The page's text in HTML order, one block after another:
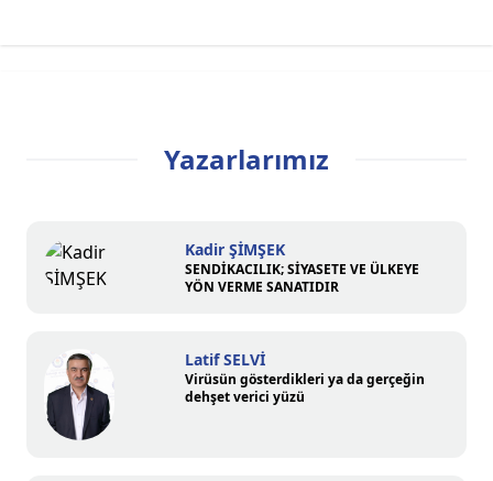
Yazarlarımız
Kadir ŞİMŞEK
SENDİKACILIK; SİYASETE VE ÜLKEYE
YÖN VERME SANATIDIR
Latif SELVİ
Virüsün gösterdikleri ya da gerçeğin
dehşet verici yüzü